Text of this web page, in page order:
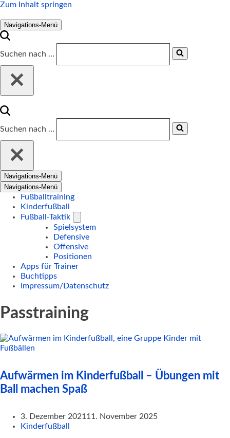
Zum Inhalt springen
Navigations-Menü
Suchen nach …
Suchen nach …
Navigations-Menü
Navigations-Menü
Fußballtraining
Kinderfußball
Fußball-Taktik
Spielsystem
Defensive
Offensive
Positionen
Apps für Trainer
Buchtipps
Impressum/Datenschutz
Passtraining
Aufwärmen im Kinderfußball – Übungen mit
Ball machen Spaß
3. Dezember 2021 11. November 2025
Kinderfußball